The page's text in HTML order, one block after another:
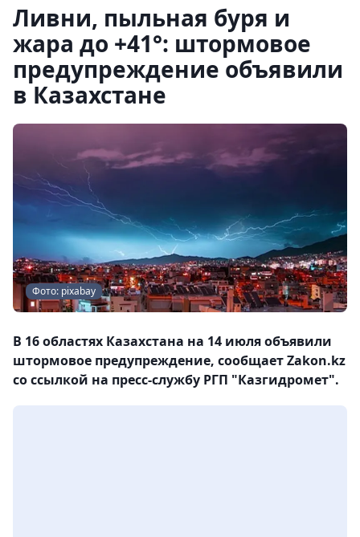
Ливни, пыльная буря и
жара до +41°: штормовое
предупреждение объявили
в Казахстане
Фото: pixabay
В 16 областях Казахстана на 14 июля объявили
штормовое предупреждение, сообщает Zakon.kz
со ссылкой на пресс-службу РГП "Казгидромет".